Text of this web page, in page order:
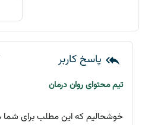
تیم محتوای روان درمان
خوشحالیم که این مطلب برای شما